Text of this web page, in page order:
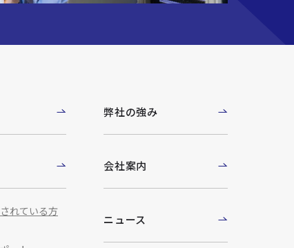
れている方
弊社の強み
会社案内
ニュース